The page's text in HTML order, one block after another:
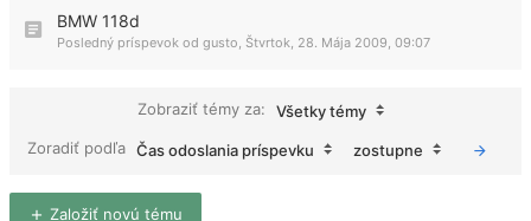
BMW 118d
Posledný príspevok od gusto Štvrtok, 28. Mája 2009, 09:07
Zobraziť témy za:
Všetky témy
Zoradiť podľa Čas odoslania príspevku zostupne
Založiť novú tému